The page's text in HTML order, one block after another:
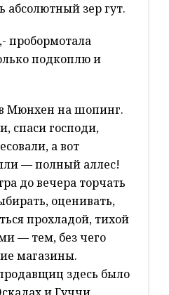
абсолютный зер гут.
пробормотала
подкоплю и
Мюнхен на шопинг.
спаси господи,
а вот
— полный аллес!
до вечера торчать
оценивать,
прохладой, тихой
— тем, без чего
магазины.
здесь было